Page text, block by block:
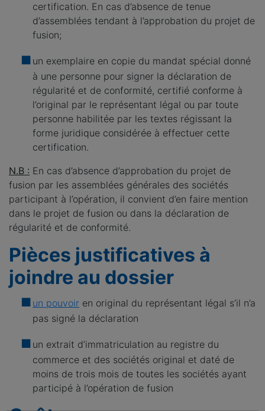
certification. En cas d’absence de tenue
d’assemblées tendant à l’approbation du projet de
fusion;
un exemplaire en copie du mandat spécial donné
à une personne pour signer la déclaration de
régularité et de conformité, certifié conforme à
l’original par le représentant légal ou par toute
personne habilitée par les textes régissant la
forme juridique considérée à effectuer cette
certification.
N.B : En cas d’absence d’approbation du projet de
fusion par les assemblées générales des sociétés
participant à l’opération, il convient d’en faire mention
dans le projet de fusion ou dans la déclaration de
régularité et de conformité.
Pièces justificatives à
joindre au dossier
un pouvoir en original du représentant légal s’il n’a
pas signé la déclaration
un extrait d’immatriculation au registre du
commerce et des sociétés original et daté de
moins de trois mois de toutes les sociétés ayant
participé à l’opération de fusion